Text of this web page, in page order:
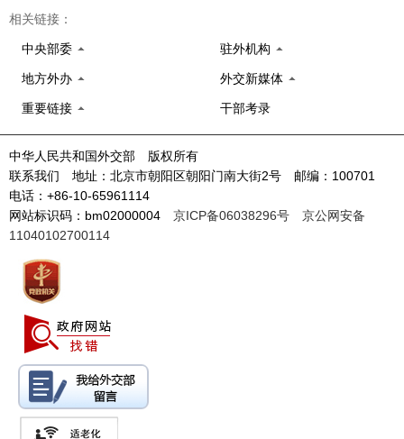
相关链接：
中央部委 驻外机构
地方外办 外交新媒体
重要链接 干部考录
中华人民共和国外交部 版权所有
联系我们 地址：北京市朝阳区朝阳门南大街2号 邮编：100701
电话：+86-10-65961114
网站标识码：bm02000004 京ICP备06038296号
京公网安备
11040102700114